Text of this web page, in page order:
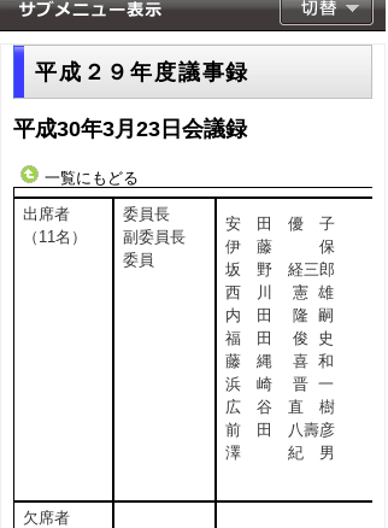
平成２９年度議事録
平成30年3月23日会議録
一覧にもどる
出席者
（11名）
委員長
副委員長
委員
安 田 優 子
伊 藤 保
坂 野 経三郎
西 川 憲 雄
内 田 隆 嗣
福 田 俊 史
藤 縄 喜 和
浜 崎 晋 一
広 谷 直 樹
前 田 八壽彦
澤 紀 男
欠席者